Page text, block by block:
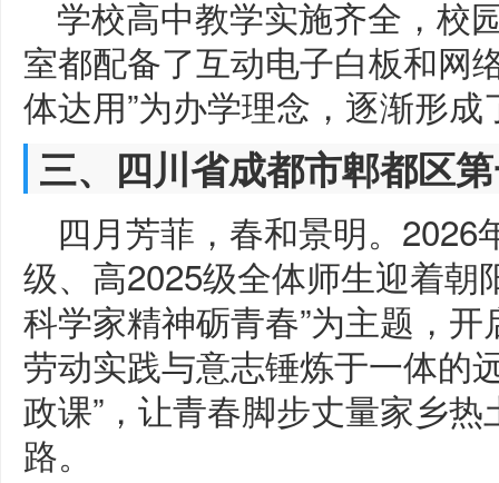
学校高中教学实施齐全，校
室都配备了互动电子白板和网
体达用”为办学理念，逐渐形
三、四川省成都市郫都区
四月芳菲，春和景明。2026
级、高2025级全体师生迎着朝
科学家精神砺青春”为主题，
劳动实践与意志锤炼于一体的
政课”，让青春脚步丈量家乡
路。